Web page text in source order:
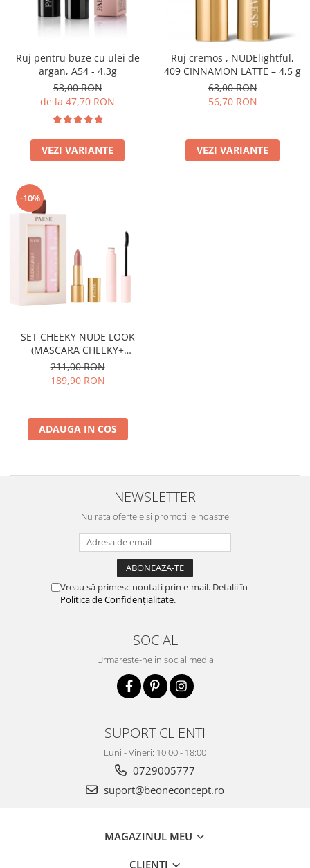
Ruj pentru buze cu ulei de
argan, A54 - 4.3g
53,00 RON
de la 47,70 RON
VEZI VARIANTE
Ruj cremos , NUDElightful,
409 CINNAMON LATTE – 4,5 g
63,00 RON
56,70 RON
VEZI VARIANTE
-10%
SET CHEEKY NUDE LOOK
(MASCARA CHEEKY+
NUDELIGHTFUL LIPSTICK NR
400)
211,00 RON
189,90 RON
ADAUGA IN COS
NEWSLETTER
Nu rata ofertele si promotiile noastre
Vreau să primesc noutati prin e-mail. Detalii în
Politica de Confidențialitate.
SOCIAL
Urmareste-ne in social media
SUPORT CLIENTI
Luni - Vineri: 10:00 - 18:00
0729005777
suport@beoneconcept.ro
MAGAZINUL MEU
CLIENTI